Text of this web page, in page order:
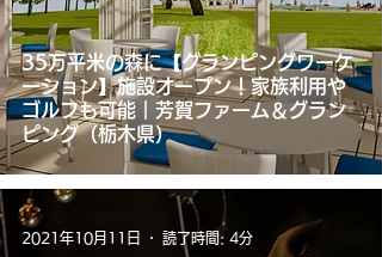
35万平米の森に【グランピングワーケ
ーション】施設オープン！家族利用や
ゴルフも可能｜芳賀ファーム＆グラン
ピング（栃木県）
2021年10月11日 読了時間: 4分